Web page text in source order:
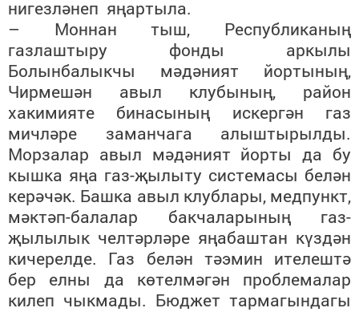
нигезләнеп яңартыла.
– Моннан тыш, Республиканың
газлаштыру фонды аркылы
Болынбалыкчы мәдәният йортының,
Чирмешән авыл клубының, район
хакимияте бинасының искергән газ
мичләре заманчага алыштырылды.
Морзалар авыл мәдәният йорты да бу
кышка яңа газ-җылыту системасы белән
керәчәк. Башка авыл клублары, медпункт,
мәктәп-балалар бакчаларының газ-
җылылык челтәрләре яңабаштан күздән
кичерелде. Газ белән тәэмин ителештә
бер елны да көтелмәгән проблемалар
килеп чыкмады. Бюджет тармагындагы